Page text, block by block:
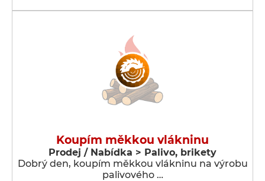
Koupím měkkou vlákninu
Prodej / Nabídka > Palivo, brikety
Dobrý den, koupím měkkou vlákninu na výrobu
palivového …